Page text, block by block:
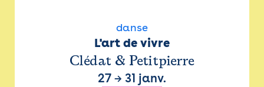
danse
L'art de vivre
Clédat & Petitpierre
27 → 31 janv.